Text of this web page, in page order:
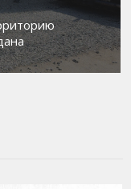
проекту по